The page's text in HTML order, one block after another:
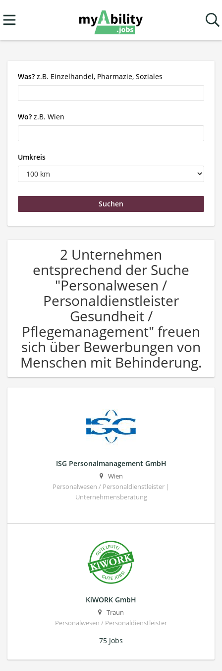
Was? z.B. Einzelhandel, Pharmazie, Soziales
Wo? z.B. Wien
Umkreis
2 Unternehmen
entsprechend der Suche
"Personalwesen /
Personaldienstleister
Gesundheit /
Pflegemanagement" freuen
sich über Bewerbungen von
Menschen mit Behinderung.
ISG Personalmanagement GmbH
Wien
Personalwesen / Personaldienstleister |
Unternehmensberatung
KiWORK GmbH
Traun
Personalwesen / Personaldienstleister
75 Jobs